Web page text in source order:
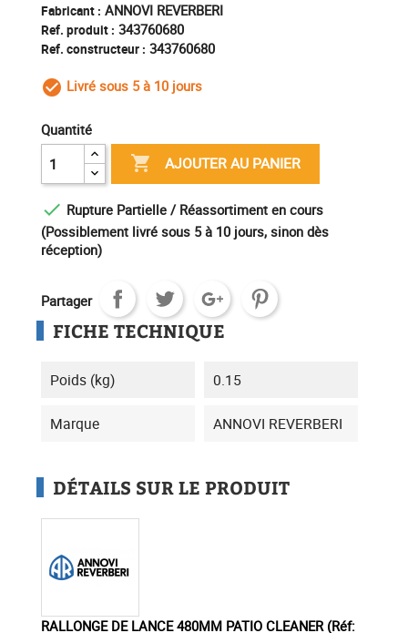
Fabricant : ANNOVI REVERBERI
Ref. produit : 343760680
Ref. constructeur : 343760680
check_circle_outline
Livré sous 5 à 10 jours
Quantité
 AJOUTER AU PANIER
 Rupture Partielle / Réassortiment en cours
(Possiblement livré sous 5 à 10 jours, sinon dès
réception)
Partager
FICHE TECHNIQUE
Poids (kg) 0.15
Marque ANNOVI REVERBERI
DÉTAILS SUR LE PRODUIT
RALLONGE DE LANCE 480MM PATIO CLEANER (Réf: